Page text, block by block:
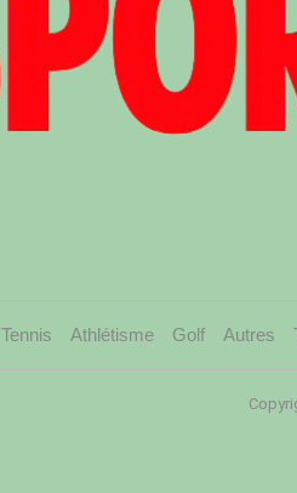
Tennis Athlétisme Golf Autres